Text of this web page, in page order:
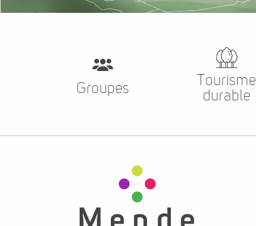
Groupes
Tourisme
durable